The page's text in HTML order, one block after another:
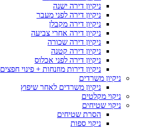
ניקיון דירה ישנה
ניקיון דירה לפני מעבר
ניקיון דירה מקבלן
ניקיון דירה אחרי צביעה
ניקיון דירה שכורה
ניקיון דירה קטנה
ניקיון דירה לפני אכלוס
ניקיון דירות מוזנחות + פינוי חפצים
ניקיון משרדים
ניקיון משרדים לאחר שיפוץ
ניקוי מקלטים
ניקוי שטיחים
הסרת שטיחים
ניקוי ספות